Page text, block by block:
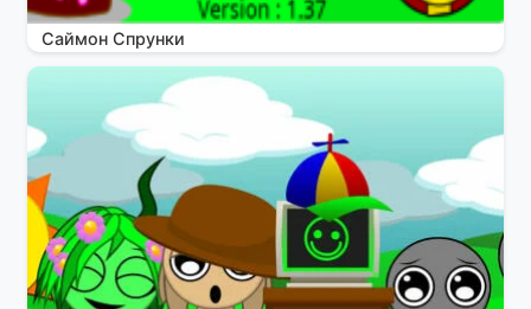
Саймон Спрунки